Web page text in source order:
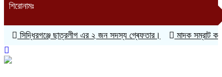
শিরোনামঃ
সিদ্ধিরগঞ্জে ছাত্রলীগ এর ২ জন সদস্য গ্ৰেফতার। মাদক সম্রাট